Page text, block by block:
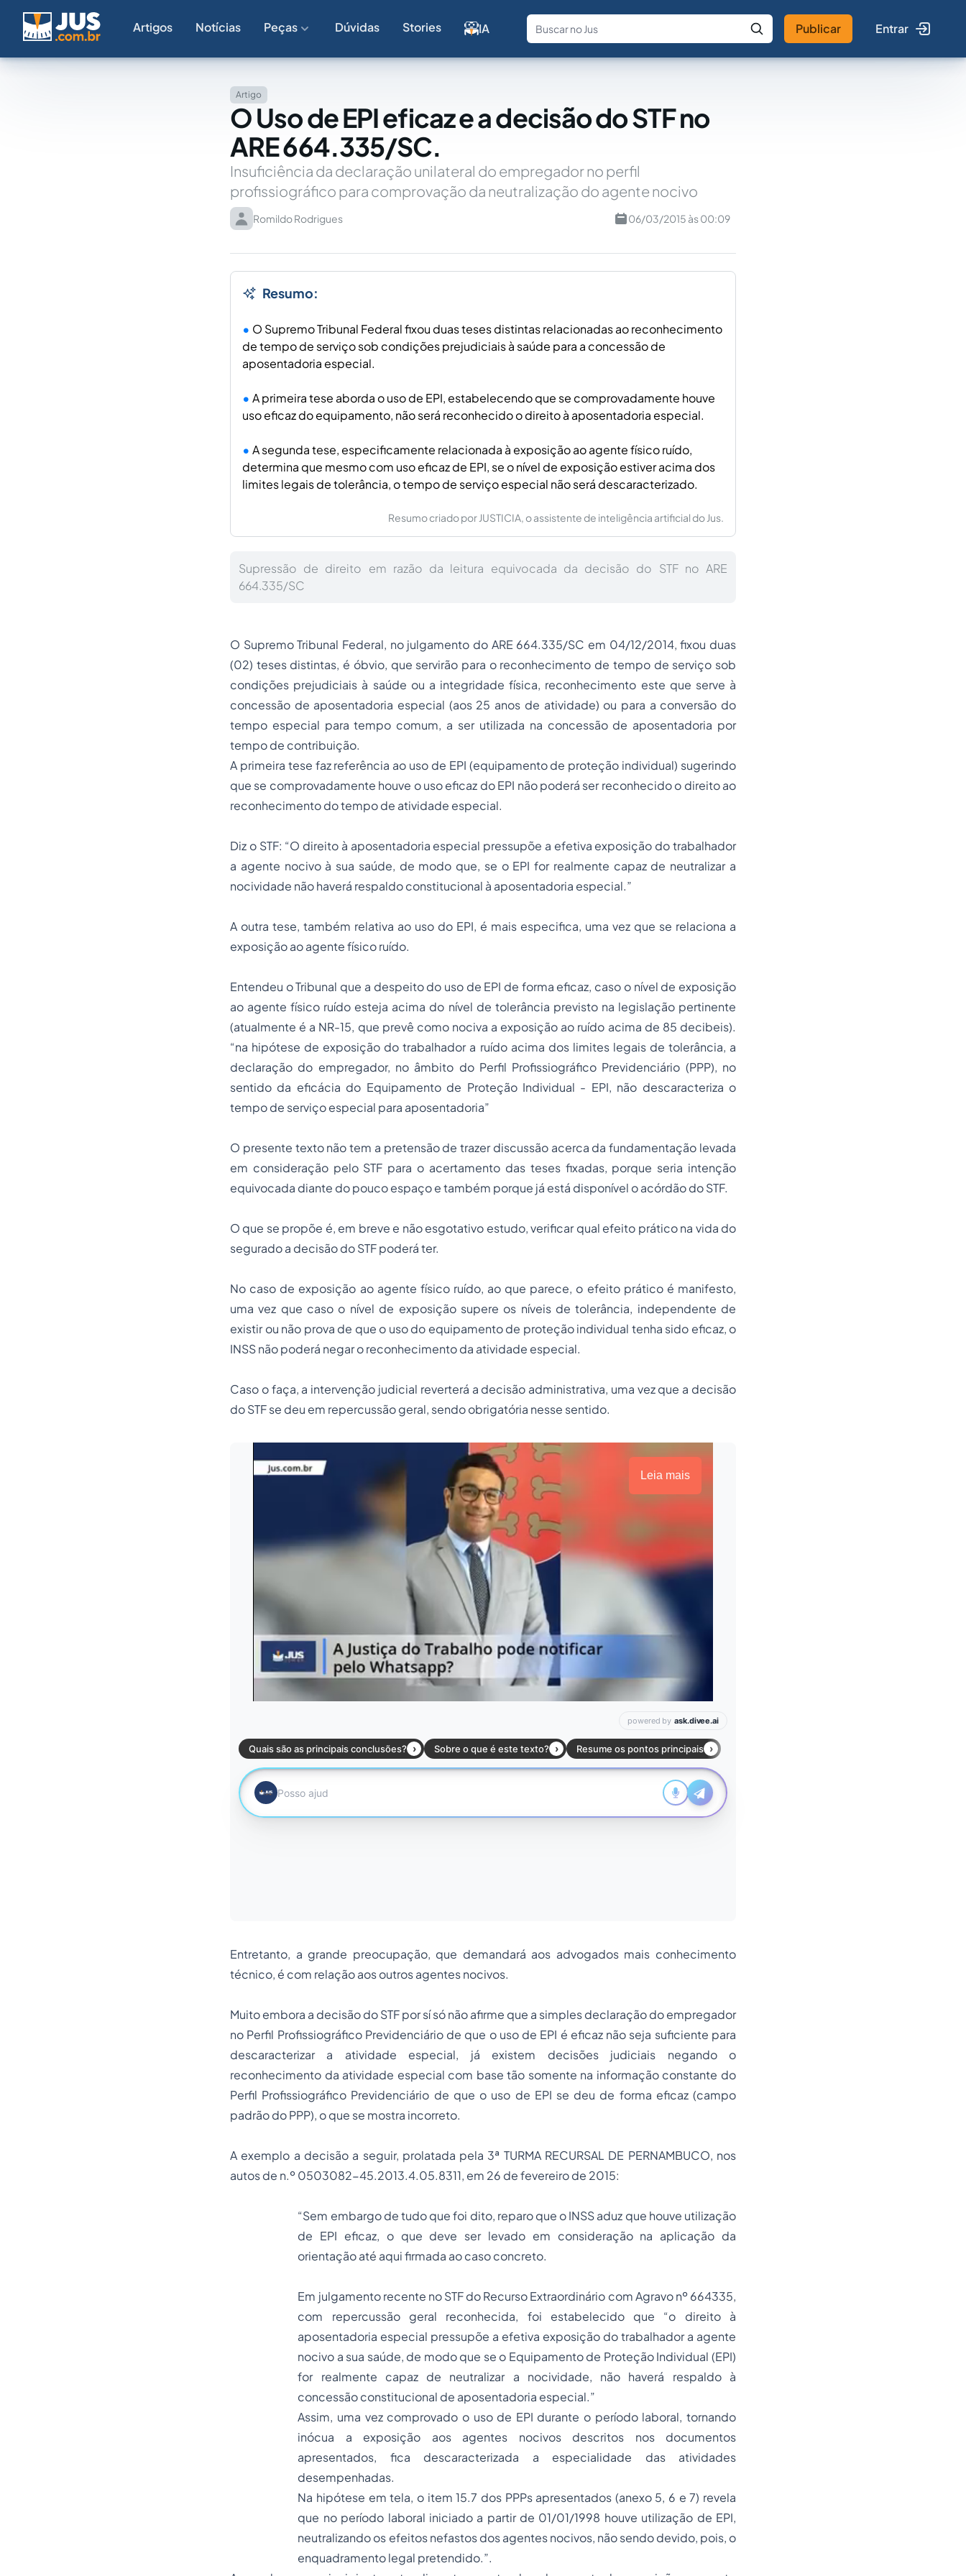
Artigos Notícias Peças Dúvidas Stories IA
Fale com a IA Buscar no Jus
Publicar Entrar
Artigo
O Uso de EPI eficaz e a decisão do STF no
ARE 664.335/SC.
Insuficiência da declaração unilateral do empregador no perfil
profissiográfico para comprovação da neutralização do agente nocivo
Romildo Rodrigues 06/03/2015 às 00:09
Resumo:
O Supremo Tribunal Federal fixou duas teses distintas relacionadas ao reconhecimento
de tempo de serviço sob condições prejudiciais à saúde para a concessão de
aposentadoria especial.
A primeira tese aborda o uso de EPI, estabelecendo que se comprovadamente houve
uso eficaz do equipamento, não será reconhecido o direito à aposentadoria especial.
A segunda tese, especificamente relacionada à exposição ao agente físico ruído,
determina que mesmo com uso eficaz de EPI, se o nível de exposição estiver acima dos
limites legais de tolerância, o tempo de serviço especial não será descaracterizado.
Resumo criado por JUSTICIA, o assistente de inteligência artificial do Jus.
Supressão de direito em razão da leitura equivocada da decisão do STF no ARE
664.335/SC
O Supremo Tribunal Federal, no julgamento do ARE 664.335/SC em 04/12/2014, fixou duas
(02) teses distintas, é óbvio, que servirão para o reconhecimento de tempo de serviço sob
condições prejudiciais à saúde ou a integridade física, reconhecimento este que serve à
concessão de aposentadoria especial (aos 25 anos de atividade) ou para a conversão do
tempo especial para tempo comum, a ser utilizada na concessão de aposentadoria por
tempo de contribuição.
A primeira tese faz referência ao uso de EPI (equipamento de proteção individual) sugerindo
que se comprovadamente houve o uso eficaz do EPI não poderá ser reconhecido o direito ao
reconhecimento do tempo de atividade especial.
Diz o STF: “O direito à aposentadoria especial pressupõe a efetiva exposição do trabalhador
a agente nocivo à sua saúde, de modo que, se o EPI for realmente capaz de neutralizar a
nocividade não haverá respaldo constitucional à aposentadoria especial.”
A outra tese, também relativa ao uso do EPI, é mais especifica, uma vez que se relaciona a
exposição ao agente físico ruído.
Entendeu o Tribunal que a despeito do uso de EPI de forma eficaz, caso o nível de exposição
ao agente físico ruído esteja acima do nível de tolerância previsto na legislação pertinente
(atualmente é a NR-15, que prevê como nociva a exposição ao ruído acima de 85 decibeis).
“na hipótese de exposição do trabalhador a ruído acima dos limites legais de tolerância, a
declaração do empregador, no âmbito do Perfil Profissiográfico Previdenciário (PPP), no
sentido da eficácia do Equipamento de Proteção Individual - EPI, não descaracteriza o
tempo de serviço especial para aposentadoria”
O presente texto não tem a pretensão de trazer discussão acerca da fundamentação levada
em consideração pelo STF para o acertamento das teses fixadas, porque seria intenção
equivocada diante do pouco espaço e também porque já está disponível oacórdão do STF.
O que se propõe é, em breve e não esgotativo estudo, verificar qual efeito prático na vida do
segurado a decisão do STF poderá ter.
No caso de exposição ao agente físico ruído, ao que parece, o efeito prático é manifesto,
uma vez que caso o nível de exposição supere os níveis de tolerância, independente de
existir ou não prova de que o uso do equipamento de proteção individual tenha sido eficaz, o
INSS não poderá negar o reconhecimento da atividade especial.
Caso o faça, a intervenção judicial reverterá a decisão administrativa, uma vez que a decisão
do STF se deu em repercussão geral, sendo obrigatória nesse sentido.
Leia mais
Entretanto, a grande preocupação, que demandará aos advogados mais conhecimento
técnico, é com relação aos outros agentes nocivos.
Muito embora a decisão do STF por sí só não afirme que a simples declaração do empregador
no Perfil Profissiográfico Previdenciário de que o uso de EPI é eficaz não seja suficiente para
descaracterizar a atividade especial, já existem decisões judiciais negando o
reconhecimento da atividade especial com base tão somente na informação constante do
Perfil Profissiográfico Previdenciário de que o uso de EPI se deu de forma eficaz (campo
padrão do PPP), o que se mostra incorreto.
A exemplo a decisão a seguir, prolatada pela 3ª TURMA RECURSAL DE PERNAMBUCO, nos
autos de n.º 0503082-45.2013.4.05.8311, em 26 de fevereiro de 2015:
“Sem embargo de tudo que foi dito, reparo que o INSS aduz que houve utilização
de EPI eficaz, o que deve ser levado em consideração na aplicação da
orientação até aqui firmada ao caso concreto.
Em julgamento recente no STF do Recurso Extraordinário com Agravo nº 664335,
com repercussão geral reconhecida, foi estabelecido que “o direito à
aposentadoria especial pressupõe a efetiva exposição do trabalhador a agente
nocivo a sua saúde, de modo que se o Equipamento de Proteção Individual (EPI)
for realmente capaz de neutralizar a nocividade, não haverá respaldo à
concessão constitucional de aposentadoria especial.”
Assim, uma vez comprovado o uso de EPI durante o período laboral, tornando
inócua a exposição aos agentes nocivos descritos nos documentos
apresentados, fica descaracterizada a especialidade das atividades
desempenhadas.
Na hipótese em tela, o item 15.7 dos PPPs apresentados (anexo 5, 6 e 7) revela
que no período laboral iniciado a partir de 01/01/1998 houve utilização de EPI,
neutralizando os efeitos nefastos dos agentes nocivos, não sendo devido, pois, o
enquadramento legal pretendido.”.